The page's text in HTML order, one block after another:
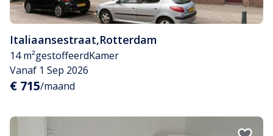
Italiaansestraat,Rotterdam
14 m²gestoffeerdKamer
Vanaf 1 Sep 2026
€ 715/maand